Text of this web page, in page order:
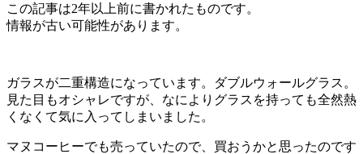
この記事は2年以上前に書かれたものです。
情報が古い可能性があります。
ガラスが二重構造になっています。ダブルウォールグラス。
見た目もオシャレですが、なによりグラスを持っても全然熱
くなくて気に入ってしまいました。
マヌコーヒーでも売っていたので、買おうかと思ったのです